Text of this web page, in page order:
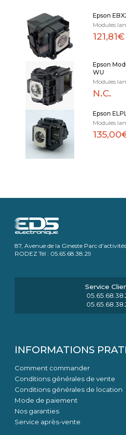
Epson
Modules
121,81€
Epson
WU
Modules
N.C.
Epson
Modules
87, Avenue de la Gineste Parc
RODEZ Tél : 05.65.68.38.29
INFORMATIONS
Comment commander
Conditions générales de vente
Conditions générales de location
Mode de paiement
Nos garanties
Service après-vente